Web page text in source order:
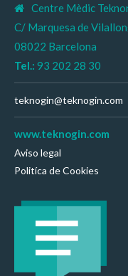
Centre Mèdic
C/ Marquesa de
08022 Barcelona
Tel.: 93 202 28 30
teknogin@teknogin.com
www.teknogin.com
Aviso legal
Politíca de Cookies